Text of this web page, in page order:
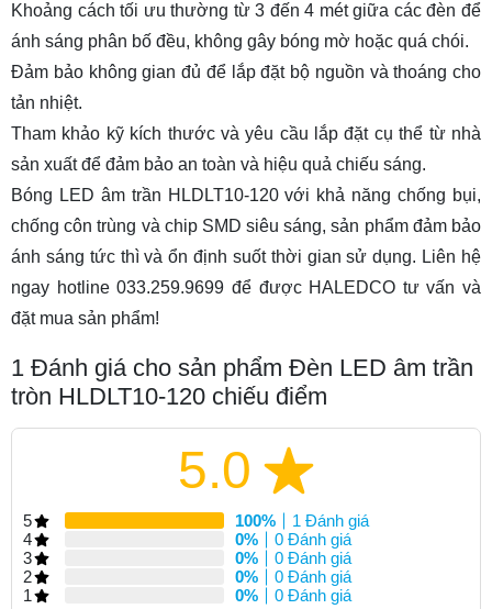
Khoảng cách tối ưu thường từ 3 đến 4 mét giữa các đèn để
ánh sáng phân bố đều, không gây bóng mờ hoặc quá chói.
Đảm bảo không gian đủ để lắp đặt bộ nguồn và thoáng cho
tản nhiệt.
Tham khảo kỹ kích thước và yêu cầu lắp đặt cụ thể từ nhà
sản xuất để đảm bảo an toàn và hiệu quả chiếu sáng.
Bóng LED âm trần HLDLT10-120 với khả năng chống bụi,
chống côn trùng và chip SMD siêu sáng, sản phẩm đảm bảo
ánh sáng tức thì và ổn định suốt thời gian sử dụng. Liên hệ
ngay hotline 033.259.9699 để được HALEDCO tư vấn và
đặt mua sản phẩm!
1 Đánh giá cho sản phẩm Đèn LED âm trần
tròn HLDLT10-120 chiếu điểm
5.0
5 100%
1 Đánh giá
4
0%
0 Đánh giá
3
0%
0 Đánh giá
2
0%
0 Đánh giá
1
0% 0 Đánh giá